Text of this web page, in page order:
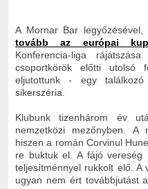
A Mornar Bar legyőzésével,
tovább az európai
Konferencia-liga
csoportkörök előtti utolsó
eljutottunk - egy
sikerszéria.
Klubunk tizenhárom év
nemzetközi mezőnyben.
hiszen a román Corvinul
re buktuk el. A fájó vereség
teljesítménnyel rukkolt elő. A
ugyan nem ért továbbjutást